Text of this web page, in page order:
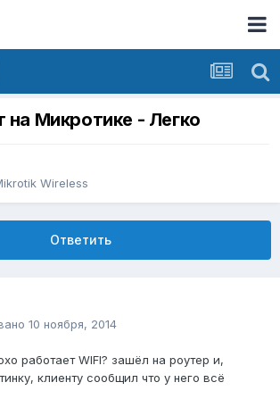
на Микротике - Легко
Wireless
Ответить
10 ноября, 2014
работает WIFI? зашёл на роутер и,
клиенту сообщил что у него всё